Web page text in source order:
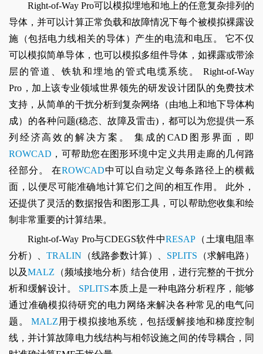
Right-of-Way Pro可以模拟埋地和地上的任意复杂排列的
导体，并可以计算正常负载和故障情况下每个被模拟裸露设
施（包括电力线相关的导体）产生的电流和电压。 它不仅
可以模拟简单导体，也可以模拟多组件导体，如裸露或带涂
层的管道、铁轨和埋地的管式电缆系统。 Right-of-Way
Pro，加上该专业领域世界领先的研发设计团队的免费技术
支持，从简单的干扰分析到复杂网络（由地上和地下导体构
成）的各种问题(稳态、故障及雷击)，都可以为您提供一系
列经济高效的解决方案。 集成的CAD图形界面，即
ROWCAD ，可帮助您在图形环境中定义共用走廊的几何路
径部分。 在ROWCAD中可以自动定义每条路径上的横截
面，以便尽可能准确地计算它们之间的相互作用。 此外，
还提供了灵活的数据报告和图形工具，可以帮助您收集和绘
制非常重要的计算结果。
Right-of-Way Pro与CDEGS软件中RESAP （土壤电阻率
分析）、TRALIN （线路参数计算）、 SPLITS （求解电路）
以及MALZ （频域接地分析）结合使用，进行完整的干扰分
析和缓解设计。 SPLITS本质上是一种电路分析程序，能够
通过准确模拟待研究的电力网络来解决各种常见的电气问
题。MALZ 用于模拟接地系统，包括缓解接地和梯度控制
线，并计算故障电力线结构与相邻设施之间的传导耦合，同